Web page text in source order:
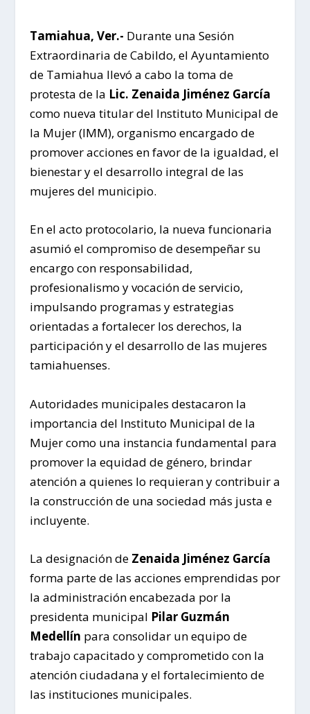
Tamiahua, Ver.- Durante una Sesión
Extraordinaria de Cabildo, el Ayuntamiento
de Tamiahua llevó a cabo la toma de
protesta de la Lic. Zenaida Jiménez García
como nueva titular del Instituto Municipal de
la Mujer (IMM), organismo encargado de
promover acciones en favor de la igualdad, el
bienestar y el desarrollo integral de las
mujeres del municipio.
En el acto protocolario, la nueva funcionaria
asumió el compromiso de desempeñar su
encargo con responsabilidad,
profesionalismo y vocación de servicio,
impulsando programas y estrategias
orientadas a fortalecer los derechos, la
participación y el desarrollo de las mujeres
tamiahuenses.
Autoridades municipales destacaron la
importancia del Instituto Municipal de la
Mujer como una instancia fundamental para
promover la equidad de género, brindar
atención a quienes lo requieran y contribuir a
la construcción de una sociedad más justa e
incluyente.
La designación de Zenaida Jiménez García
forma parte de las acciones emprendidas por
la administración encabezada por la
presidenta municipal Pilar Guzmán
Medellín para consolidar un equipo de
trabajo capacitado y comprometido con la
atención ciudadana y el fortalecimiento de
las instituciones municipales.